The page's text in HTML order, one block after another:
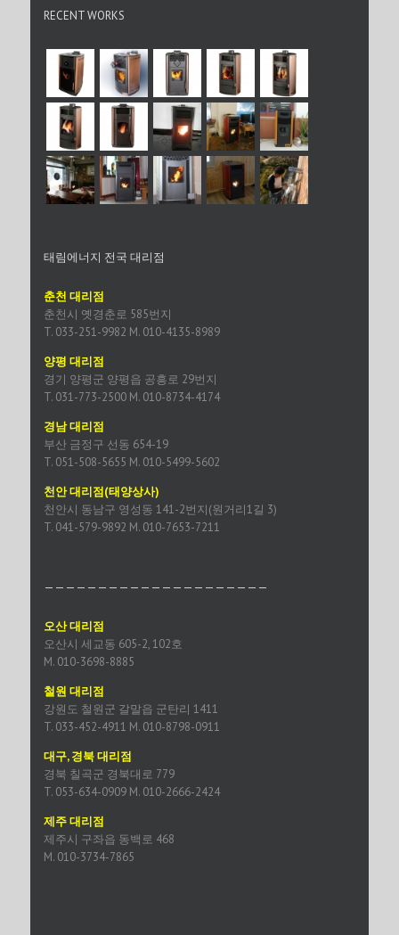
RECENT WORKS
태림에너지 전국 대리점
춘천 대리점
춘천시 옛경춘로 585번지
T. 033-251-9982 M. 010-4135-8989
양평 대리점
경기 양평군 양평읍 공흥로 29번지
T. 031-773-2500 M. 010-8734-4174
경남 대리점
부산 금정구 선동 654-19
T. 051-508-5655 M. 010-5499-5602
천안 대리점(태양상사)
천안시 동남구 영성동 141-2번지(원거리1길 3)
T. 041-579-9892 M. 010-7653-7211
—————————————————————
오산 대리점
오산시 세교동 605-2, 102호
M. 010-3698-8885
철원 대리점
강원도 철원군 갈말읍 군탄리 1411
T. 033-452-4911 M. 010-8798-0911
대구, 경북 대리점
경북 칠곡군 경북대로 779
T. 053-634-0909 M. 010-2666-2424
제주 대리점
제주시 구좌읍 동백로 468
M. 010-3734-7865